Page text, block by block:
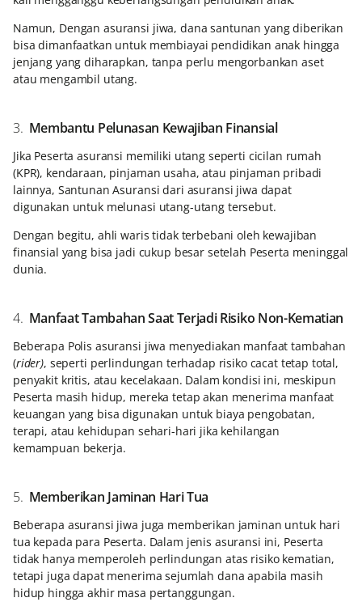
Namun, Dengan asuransi jiwa, dana santunan yang diberikan
bisa dimanfaatkan untuk membiayai pendidikan anak hingga
jenjang yang diharapkan, tanpa perlu mengorbankan aset
atau mengambil utang.
3. Membantu Pelunasan Kewajiban Finansial
Jika Peserta asuransi memiliki utang seperti cicilan rumah
(KPR), kendaraan, pinjaman usaha, atau pinjaman pribadi
lainnya, Santunan Asuransi dari asuransi jiwa dapat
digunakan untuk melunasi utang-utang tersebut.
Dengan begitu, ahli waris tidak terbebani oleh kewajiban
finansial yang bisa jadi cukup besar setelah Peserta meninggal
dunia.
4. Manfaat Tambahan Saat Terjadi Risiko Non-Kematian
Beberapa Polis asuransi jiwa menyediakan manfaat tambahan
(rider), seperti perlindungan terhadap risiko cacat tetap total,
penyakit kritis, atau kecelakaan. Dalam kondisi ini, meskipun
Peserta masih hidup, mereka tetap akan menerima manfaat
keuangan yang bisa digunakan untuk biaya pengobatan,
terapi, atau kehidupan sehari-hari jika kehilangan
kemampuan bekerja.
5. Memberikan Jaminan Hari Tua
Beberapa asuransi jiwa juga memberikan jaminan untuk hari
tua kepada para Peserta. Dalam jenis asuransi ini, Peserta
tidak hanya memperoleh perlindungan atas risiko kematian,
tetapi juga dapat menerima sejumlah dana apabila masih
hidup hingga akhir masa pertanggungan.